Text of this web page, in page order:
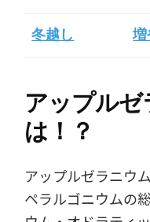
冬越し 増
アップルゼ
は！？
アップルゼラニウ
ペラルゴニウムの